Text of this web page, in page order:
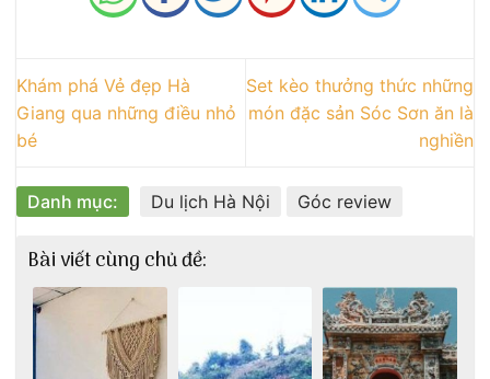
Khám phá Vẻ đẹp Hà
Giang qua những điều nhỏ
bé
Set kèo thưởng thức những
món đặc sản Sóc Sơn ăn là
nghiền
Danh mục: Du lịch Hà Nội Góc review
Bài viết cùng chủ đề: